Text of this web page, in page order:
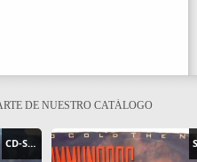
DE NUESTRO CATÁLOGO
CD-SINGLE